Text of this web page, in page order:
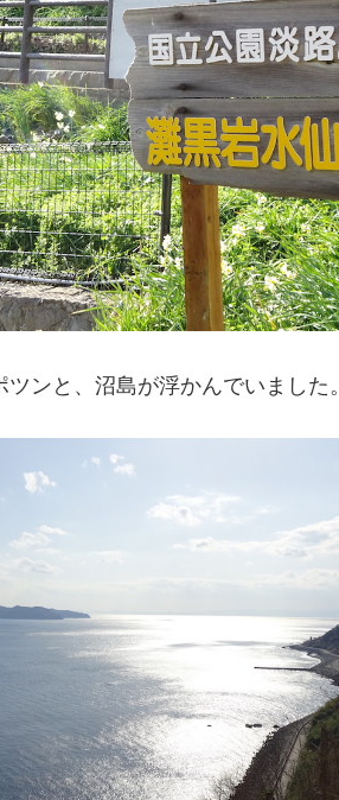
ンと、沼島が浮かんでいました。